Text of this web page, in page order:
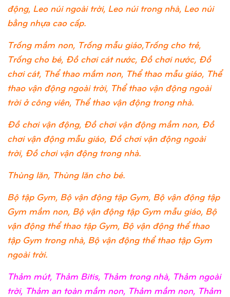
động, Leo núi ngoài trời, Leo núi trong nhà, Leo núi
bằng nhựa cao cấp.
Trống mầm non, Trống mẫu giáo,Trống cho trẻ,
Trống cho bé, Đồ chơi cát nước, Đồ chơi nước, Đồ
chơi cát, Thể thao mầm non, Thể thao mẫu giáo, Thể
thao vận động ngoài trời, Thể thao vận động ngoài
trời ở công viên, Thể thao vận động trong nhà.
Đồ chơi vận động, Đồ chơi vận động mầm non, Đồ
chơi vận động mẫu giáo, Đồ chơi vận động ngoài
trời, Đồ chơi vận động trong nhà.
Thùng lăn, Thùng lăn cho bé.
Bộ tập Gym, Bộ vận động tập Gym, Bộ vận động tập
Gym mầm non, Bộ vận động tập Gym mẫu giáo, Bộ
vận động thể thao tập Gym, Bộ vận động thể thao
tập Gym trong nhà, Bộ vận động thể thao tập Gym
ngoài trời.
Thảm mút, Thảm Bitis, Thảm trong nhà, Thảm ngoài
trời, Thảm an toàn mầm non, Thảm mầm non, Thảm